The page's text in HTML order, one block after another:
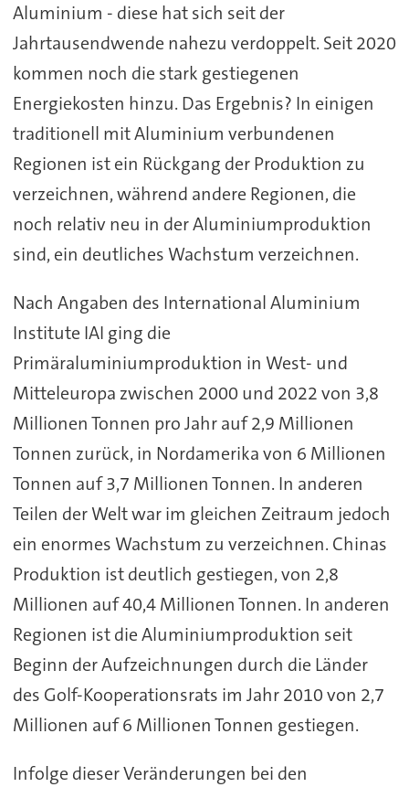
Aluminium - diese hat sich seit der
Jahrtausendwende nahezu verdoppelt. Seit 2020
kommen noch die stark gestiegenen
Energiekosten hinzu. Das Ergebnis? In einigen
traditionell mit Aluminium verbundenen
Regionen ist ein Rückgang der Produktion zu
verzeichnen, während andere Regionen, die
noch relativ neu in der Aluminiumproduktion
sind, ein deutliches Wachstum verzeichnen.
Nach Angaben des International Aluminium
Institute IAI ging die
Primäraluminiumproduktion in West- und
Mitteleuropa zwischen 2000 und 2022 von 3,8
Millionen Tonnen pro Jahr auf 2,9 Millionen
Tonnen zurück, in Nordamerika von 6 Millionen
Tonnen auf 3,7 Millionen Tonnen. In anderen
Teilen der Welt war im gleichen Zeitraum jedoch
ein enormes Wachstum zu verzeichnen. Chinas
Produktion ist deutlich gestiegen, von 2,8
Millionen auf 40,4 Millionen Tonnen. In anderen
Regionen ist die Aluminiumproduktion seit
Beginn der Aufzeichnungen durch die Länder
des Golf-Kooperationsrats im Jahr 2010 von 2,7
Millionen auf 6 Millionen Tonnen gestiegen.
Infolge dieser Veränderungen bei den